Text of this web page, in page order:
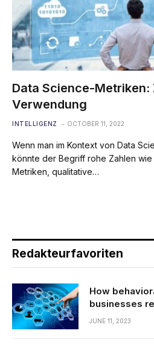
Data Science-Metriken:
Verwendung
INTELLIGENZ OCTOBER 11, 2022
Wenn man im Kontext von Data
könnte der Begriff rohe Zahlen
Metriken, qualitative…
Redakteurfavoriten
How
businesses
JUNE 11, 2023